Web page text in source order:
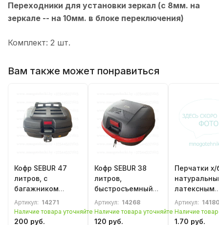
Переходники для установки зеркал (с 8мм. на
зеркале -- на 10мм. в блоке переключения)
Комплект: 2 шт.
Вам также может понравиться
Кофр SEBUR 47
литров, с
багажником
быстросъемный
для мототехники
Артикул: 14271
Наличие товара уточняйте
200 руб.
Кофр SEBUR 38
литров,
быстросъемный
для мототехники
Артикул: 14268
Наличие товара уточняйте
120 руб.
Перчатки х/
латексным
покрытием
класс
Артикул:
Наличие
1.70 руб.